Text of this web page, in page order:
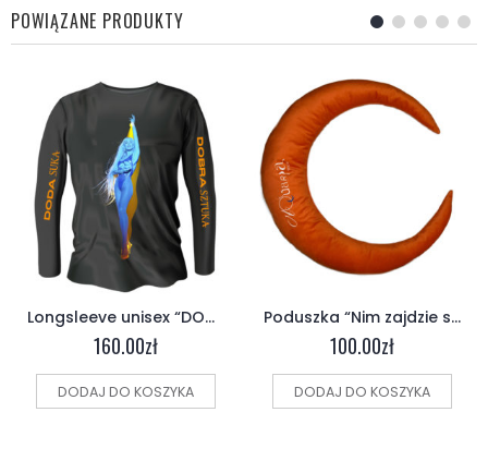
POWIĄZANE PRODUKTY
Longsleeve unisex “DODA SUKA DOBRA SZTUKA”
160.00zł
DODAJ DO KOSZYKA
Poduszka “Nim zajdzie słońce”
100.00zł
DODAJ DO KOSZYKA